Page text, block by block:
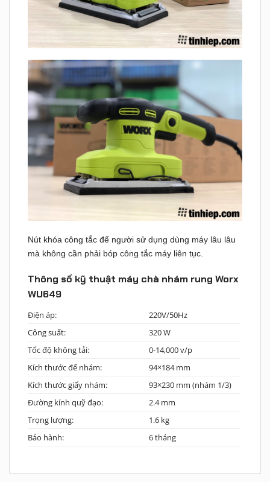
Nút khóa công tắc để người sử dụng dùng máy lâu lâu
mà không cần phải bóp công tắc máy liên tục.
Thông số kỹ thuật máy chà nhám rung Worx
WU649
Điện áp:
220V/50Hz
Công suất:
320 W
Tốc độ không tải:
0-14,000 v/p
Kích thước đế nhám:
94×184 mm
Kích thước giấy nhám:
93×230 mm (nhám 1/3)
Đường kính quỹ đạo:
2.4 mm
Trọng lượng:
1.6 kg
Bảo hành:
6 tháng